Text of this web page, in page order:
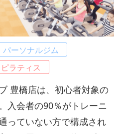
パーソナルジム
ピラティス
豊橋店は、初心者対象の
入会者の90％がトレーニ
っていない方で構成され